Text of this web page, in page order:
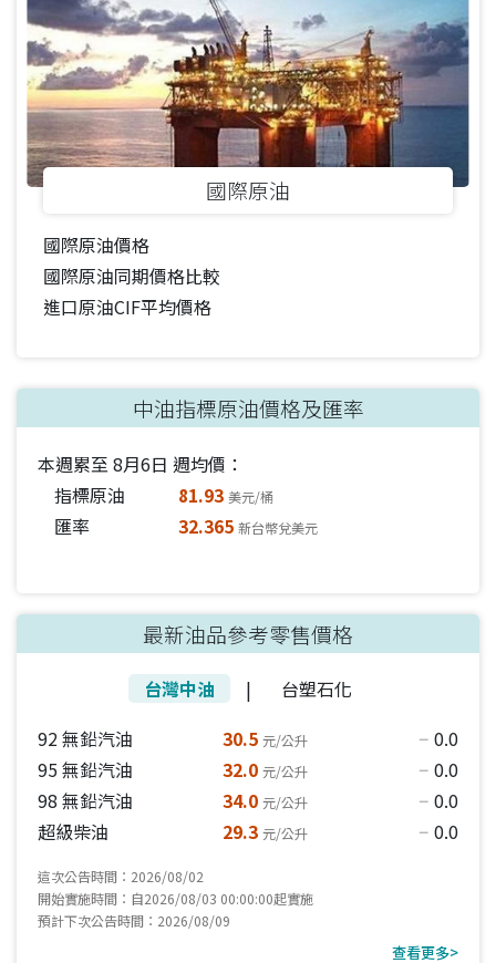
國際原油
國際原油價格
國際原油同期價格比較
進口原油CIF平均價格
中油指標原油價格及匯率
本週累至8月6日 週均價：
指標原油
81.93 美元/桶
匯率 32.365 新台幣兌美元
最新油品參考零售價格
台灣中油 |
台塑石化
92 無鉛汽油
30.5 元/公升 horizontal_rule 0.0
95 無鉛汽油
32.0 元/公升 horizontal_rule 0.0
98 無鉛汽油
34.0 元/公升 horizontal_rule 0.0
超級柴油
29.3 元/公升 horizontal_rule 0.0
這次公告時間：2026/08/02
開始實施時間：自2026/08/03 00:00:00起實施
預計下次公告時間：2026/08/09
查看更多>